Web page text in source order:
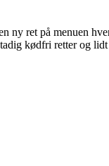
ret på menuen
kødfri retter og